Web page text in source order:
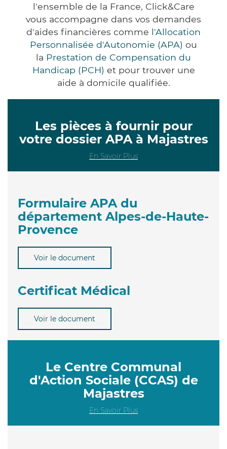
l'ensemble de la France, Click&Care
vous accompagne dans vos demandes
d'aides financières comme l'Allocation
Personnalisée d'Autonomie (APA) ou
la Prestation de Compensation du
Handicap (PCH) et pour trouver une
aide à domicile qualifiée.
Les pièces à fournir pour
votre dossier APA à Majastres
En Savoir Plus
Formulaire APA du
département Alpes-de-Haute-
Provence
Voir le document
Certificat Médical
Voir le document
Le Centre Communal
d'Action Sociale (CCAS) de
Majastres
En Savoir Plus